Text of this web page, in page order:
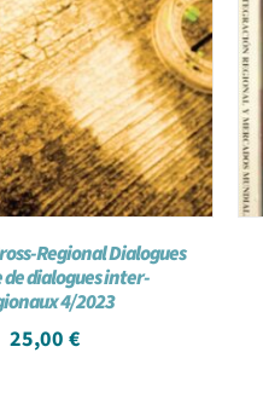
Regional Dialogues
de dialogues inter-
4/2023
25,00€